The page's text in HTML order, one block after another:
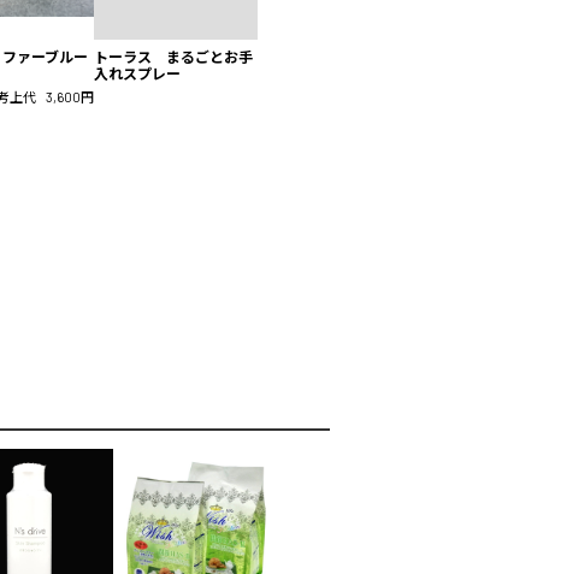
ァーブルー
上代 3,600円
トーラス まるごとお手
入れスプレー